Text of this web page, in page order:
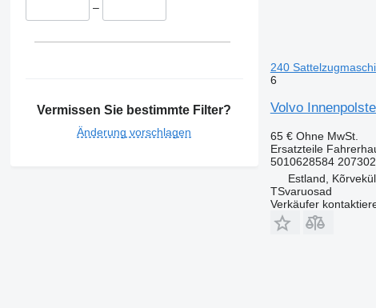
–
Vermissen Sie bestimmte Filter?
Änderung vorschlagen
240
6
Volvo
65 € Ohne MwSt.
Ersatzteile
5010628584
Estland,
TSvaruosad
Verkäufer